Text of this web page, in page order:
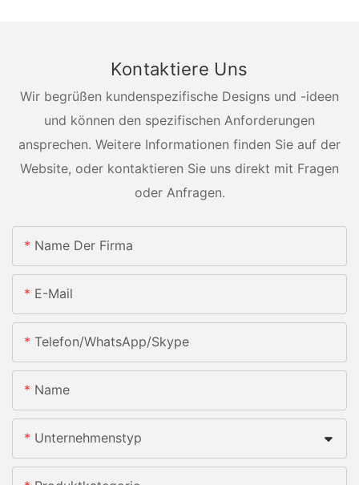
Kontaktiere Uns
Wir begrüßen kundenspezifische Designs und -ideen
und können den spezifischen Anforderungen
ansprechen. Weitere Informationen finden Sie auf der
Website, oder kontaktieren Sie uns direkt mit Fragen
oder Anfragen.
Name Der Firma
E-Mail
Telefon/WhatsApp/Skype
Name
Unternehmenstyp